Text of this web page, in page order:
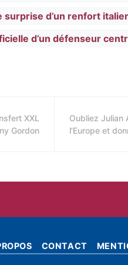
surprise d’un renfort
d’un défenseur
XXL
Gordon
Oubliez Julian
l'Europe et
CONTACT